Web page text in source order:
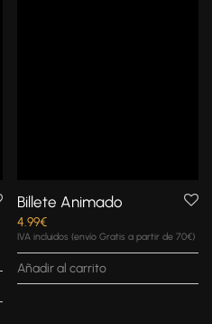
Billete Animado
4.99€
IVA incluidos (envío Gratis a partir de 70€)
Añadir al carrito